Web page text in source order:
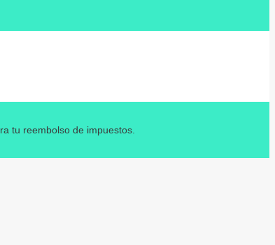
tu reembolso de impuestos.